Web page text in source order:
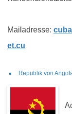
Mailadresse:
et.cu
Republik von